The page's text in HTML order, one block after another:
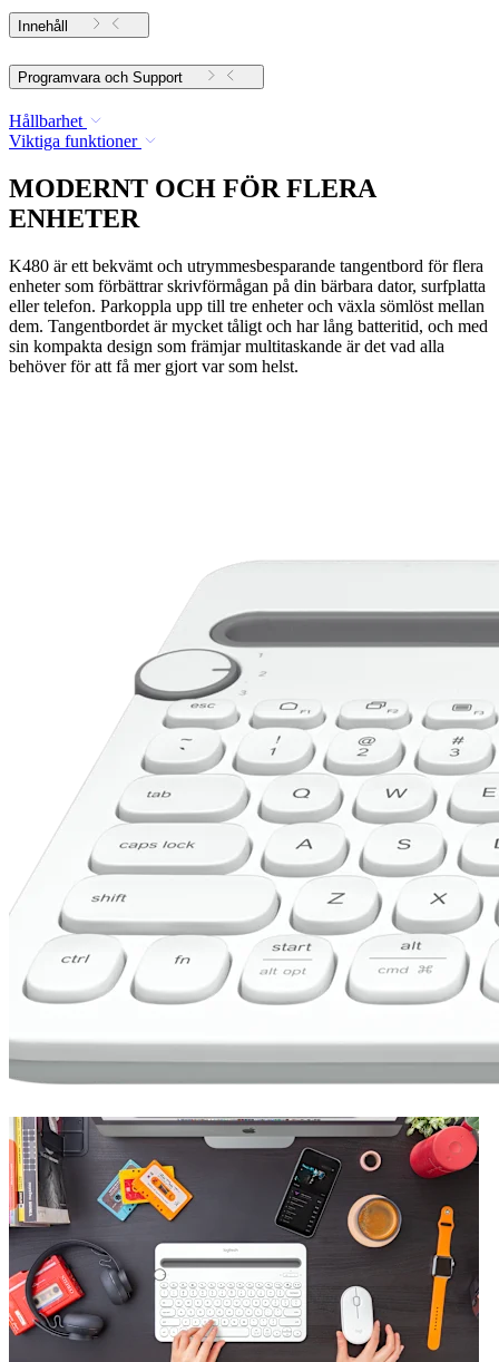
Innehåll
Programvara och Support
Hållbarhet
Viktiga funktioner
MODERNT OCH FÖR FLERA
ENHETER
K480 är ett bekvämt och utrymmesbesparande tangentbord för flera
enheter som förbättrar skrivförmågan på din bärbara dator, surfplatta
eller telefon. Parkoppla upp till tre enheter och växla sömlöst mellan
dem. Tangentbordet är mycket tåligt och har lång batteritid, och med
sin kompakta design som främjar multitaskande är det vad alla
behöver för att få mer gjort var som helst.